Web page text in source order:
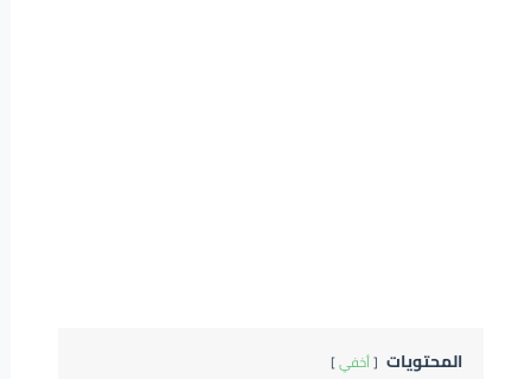
المحتويات أخفي